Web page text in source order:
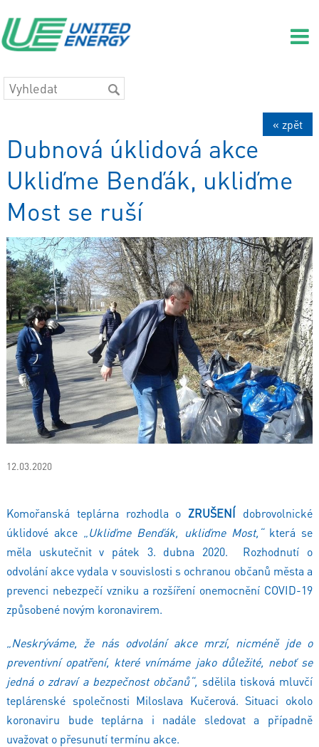
« zpět
Dubnová úklidová akce
Ukliďme Benďák, ukliďme
Most se ruší
12.03.2020
Komořanská teplárna rozhodla o ZRUŠENÍ dobrovolnické
úklidové akce „Ukliďme Benďák, ukliďme Most,“která se
měla uskutečnit v pátek 3. dubna 2020. Rozhodnutí o
odvolání akce vydala v souvislosti s ochranou občanů města a
prevenci nebezpečí vzniku a rozšíření onemocnění COVID-19
způsobené novým koronavirem.
„Neskrýváme, že nás odvolání akce mrzí, nicméně jde o
preventivní opatření, které vnímáme jako důležité, neboť se
jedná o zdraví a bezpečnost občanů“, sdělila tisková mluvčí
teplárenské společnosti Miloslava Kučerová. Situaci okolo
koronaviru bude teplárna i nadále sledovat a případně
uvažovat o přesunutí termínu akce.